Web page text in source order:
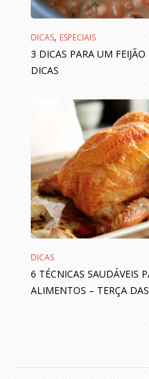
DICAS, ESPECIAIS
3 DICAS PARA UM
DICAS
DICAS
6 TÉCNICAS SAUDÁVEIS
ALIMENTOS – TERÇA